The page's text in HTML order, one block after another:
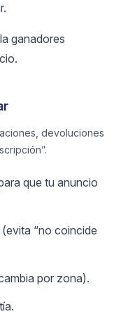
ganadores
devoluciones
que tu anuncio
“no coincide
por zona).